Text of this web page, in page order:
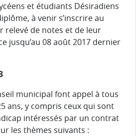
et étudiants Désiradiens
à venir s’inscrire au
relevé de notes et de leur
jusqu’au 08 août 2017 dernier
municipal font appel à tous
ans, y compris ceux qui sont
intéressés par un contrat
les thèmes suivants :